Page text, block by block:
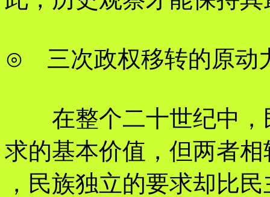
⊙ 三次政权移转的原动
在整个二十世纪中，
求的基本价值，但两者相
，民族独立的要求却比